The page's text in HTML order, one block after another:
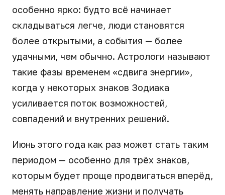
особенно ярко: будто всё начинает
складываться легче, люди становятся
более открытыми, а события — более
удачными, чем обычно. Астрологи называют
такие фазы временем «сдвига энергии»,
когда у некоторых знаков Зодиака
усиливается поток возможностей,
совпадений и внутренних решений.
Июнь этого года как раз может стать таким
периодом — особенно для трёх знаков,
которым будет проще продвигаться вперёд,
менять направление жизни и получать